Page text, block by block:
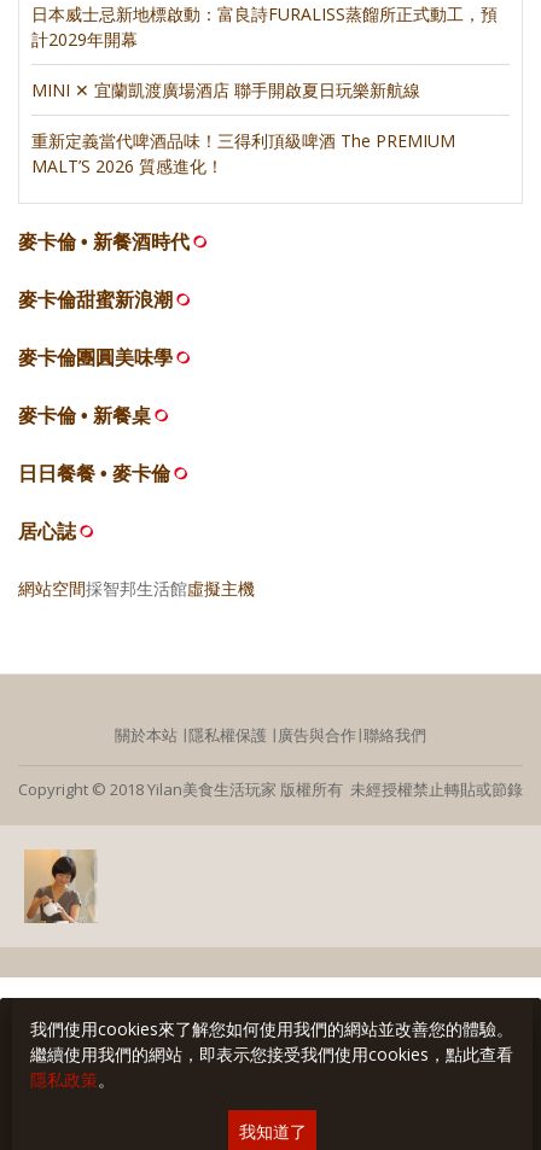
日本威士忌新地標啟動：富良詩FURALISS蒸餾所正式動工，預
計2029年開幕
MINI ✕ 宜蘭凱渡廣場酒店 聯手開啟夏日玩樂新航線
重新定義當代啤酒品味！三得利頂級啤酒 The PREMIUM
MALT’S 2026 質感進化！
麥卡倫 • 新餐酒時代
麥卡倫甜蜜新浪潮
麥卡倫團圓美味學
麥卡倫 • 新餐桌
日日餐餐 • 麥卡倫
居心誌
網站空間採智邦生活館虛擬主機
關於本站 ∣隱私權保護 ∣廣告與合作∣聯絡我們
Copyright © 2018 Yilan美食生活玩家 版權所有 未經授權禁止轉貼或節錄
我們使用cookies來了解您如何使用我們的網站並改善您的體驗。
繼續使用我們的網站，即表示您接受我們使用cookies，點此查看
隱私政策。
我知道了